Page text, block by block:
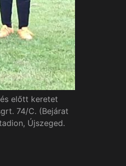
előtt keretet
74/C. (Bejárat
Újszeged.